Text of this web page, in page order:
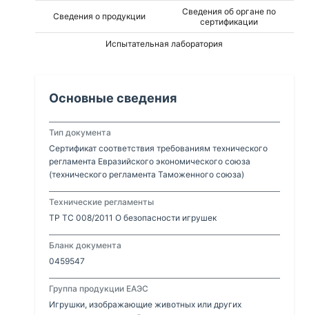
Аура, Октавия, Луна, Палома, Люмина, Лирия,
Элана,Блицция, Фария, Ария, Далиаз, Далия,
Лилия, Вивия, Зория, Дино, Космос, Земля, Вода,
Сведения о продукции
Сведения об органе по
сертификации
Испытательная лаборатория
Основные сведения
Тип документа
Сертификат соответствия требованиям технического
регламента Евразийского экономического союза
(технического регламента Таможенного союза)
Технические регламенты
ТР ТС 008/2011 О безопасности игрушек
Бланк документа
0459547
Группа продукции ЕАЭС
Игрушки, изображающие животных или других